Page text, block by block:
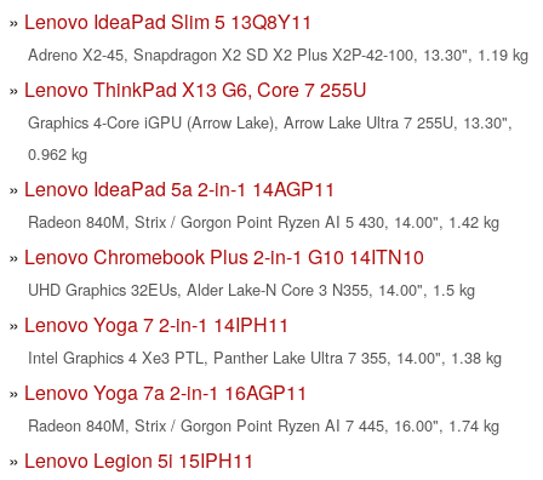
Lenovo IdeaPad Slim 5 13Q8Y11
Adreno X2-45, Snapdragon X2 SD X2 Plus X2P-42-100, 13.30", 1.19 kg
Lenovo ThinkPad X13 G6, Core 7 255U
Graphics 4-Core iGPU (Arrow Lake), Arrow Lake Ultra 7 255U, 13.30",
0.962 kg
Lenovo IdeaPad 5a 2-in-1 14AGP11
Radeon 840M, Strix / Gorgon Point Ryzen AI 5 430, 14.00", 1.42 kg
Lenovo Chromebook Plus 2-in-1 G10 14ITN10
UHD Graphics 32EUs, Alder Lake-N Core 3 N355, 14.00", 1.5 kg
Lenovo Yoga 7 2-in-1 14IPH11
Intel Graphics 4 Xe3 PTL, Panther Lake Ultra 7 355, 14.00", 1.38 kg
Lenovo Yoga 7a 2-in-1 16AGP11
Radeon 840M, Strix / Gorgon Point Ryzen AI 7 445, 16.00", 1.74 kg
Lenovo Legion 5i 15IPH11